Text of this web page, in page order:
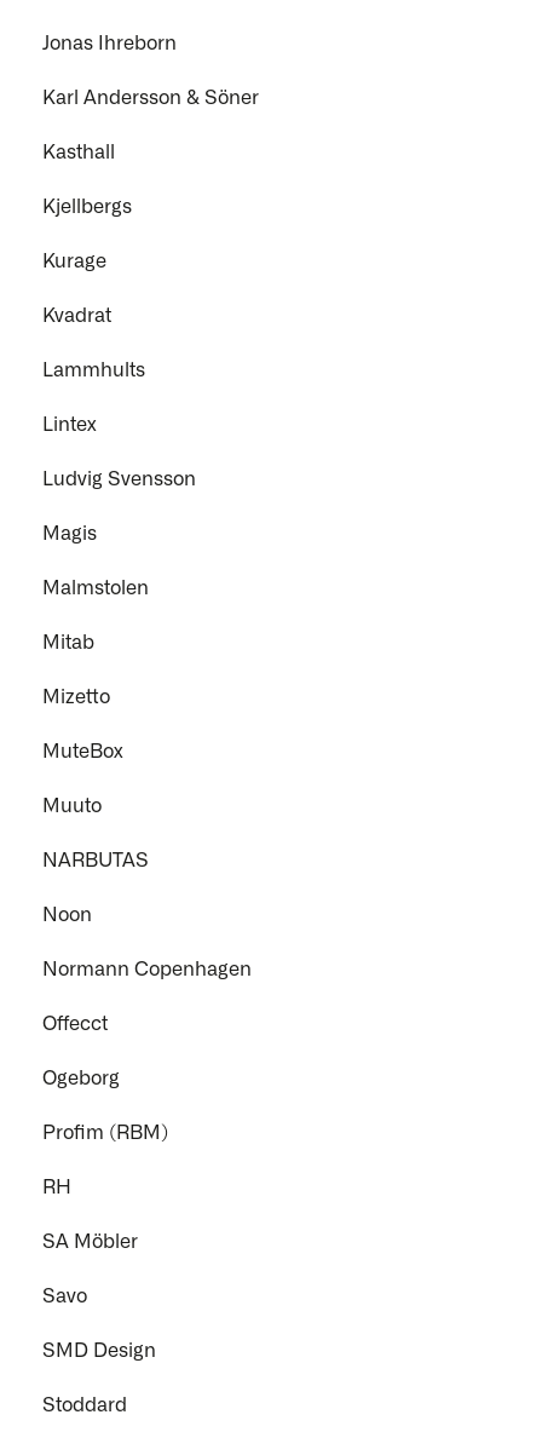
Jonas Ihreborn
Karl Andersson & Söner
Kasthall
Kjellbergs
Kurage
Kvadrat
Lammhults
Lintex
Ludvig Svensson
Magis
Malmstolen
Mitab
Mizetto
MuteBox
Muuto
NARBUTAS
Noon
Normann Copenhagen
Offecct
Ogeborg
Profim (RBM)
RH
SA Möbler
Savo
SMD Design
Stoddard